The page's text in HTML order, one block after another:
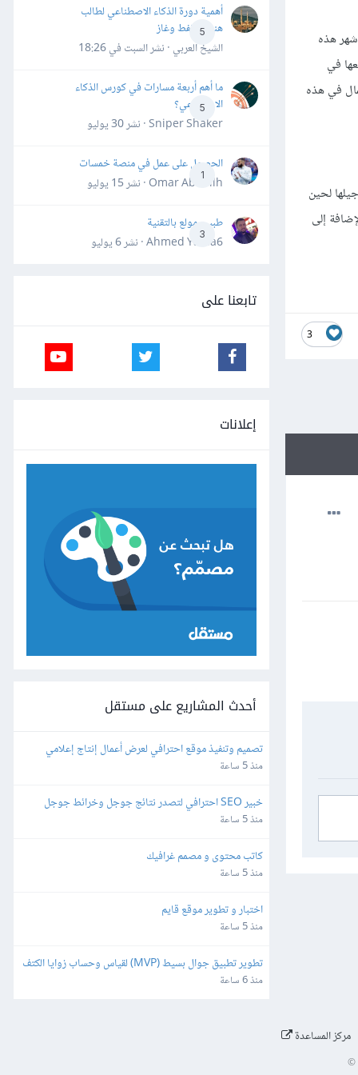
هذه
في
في هذه
لحين
إلى
3
5
أهمية دورة الذكاء الاصطناعي لطالب
هندسة نفط وغاز
الشيخ العربي · نشرالسبت في 18:26
5
ما أهم أربعة مسارات في كورس الذكاء
الاصطناعي؟
Sniper Shaker · نشر
30 يوليو
1
الحصول على عمل في منصة خمسات
Omar Abdallh · نشر
15 يوليو
3
طبيب مولع بالتقنية
Ahmed Yahia6 · نشر
6 يوليو
تابعنا على
إعلانات
أحدث المشاريع على مستقل
تصميم وتنفيذ موقع احترافي لعرض أعمال إنتاج إعلامي
منذ 5 ساعة
خبير SEO احترافي لتصدر نتائج جوجل وخرائط جوجل
منذ 5 ساعة
كاتب محتوى و مصمم غرافيك
منذ 5 ساعة
اختبار و تطوير موقع قايم
منذ 5 ساعة
تطوير تطبيق جوال بسيط (MVP) لقياس وحساب زوايا الكتف
منذ 6 ساعة
مركز المساعدة
©